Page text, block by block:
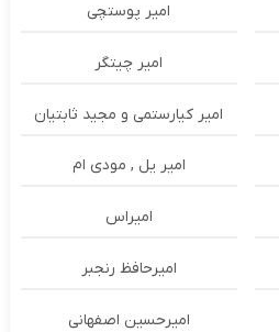
امیر پوستچی
امیر چیتگر
امیر کیارستمی و مجید ثابتیان
امیر یل , مودی ام
امیراس
امیرحافظ رنجبر
امیرحسین اصفهانی